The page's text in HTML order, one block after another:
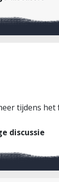
tijdens
discussie